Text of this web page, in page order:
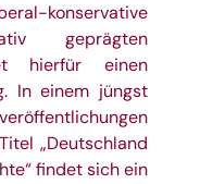
konservative
geprägten
hierfür einen
In einem jüngst
„Deutschland
findet sich ein